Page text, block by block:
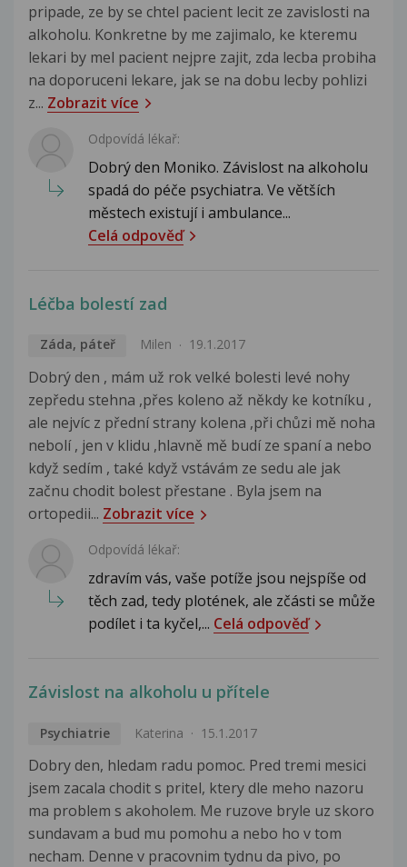
pripade, ze by se chtel pacient lecit ze zavislosti na
alkoholu. Konkretne by me zajimalo, ke kteremu
lekari by mel pacient nejpre zajit, zda lecba probiha
na doporuceni lekare, jak se na dobu lecby pohlizi
z... Zobrazit více
Odpovídá lékař:
Dobrý den Moniko. Závislost na alkoholu
spadá do péče psychiatra. Ve větších
městech existují i ambulance...
Celá odpověď
Léčba bolestí zad
Záda, páteř Milen 19.1.2017
Dobrý den , mám už rok velké bolesti levé nohy
zepředu stehna ,přes koleno až někdy ke kotníku ,
ale nejvíc z přední strany kolena ,při chůzi mě noha
nebolí , jen v klidu ,hlavně mě budí ze spaní a nebo
když sedím , také když vstávám ze sedu ale jak
začnu chodit bolest přestane . Byla jsem na
ortopedii... Zobrazit více
Odpovídá lékař:
zdravím vás, vaše potíže jsou nejspíše od
těch zad, tedy plotének, ale zčásti se může
podílet i ta kyčel,... Celá odpověď
Závislost na alkoholu u přítele
Psychiatrie Katerina 15.1.2017
Dobry den, hledam radu pomoc. Pred tremi mesici
jsem zacala chodit s pritel, ktery dle meho nazoru
ma problem s akoholem. Me ruzove bryle uz skoro
sundavam a bud mu pomohu a nebo ho v tom
necham. Denne v pracovnim tydnu da pivo, po